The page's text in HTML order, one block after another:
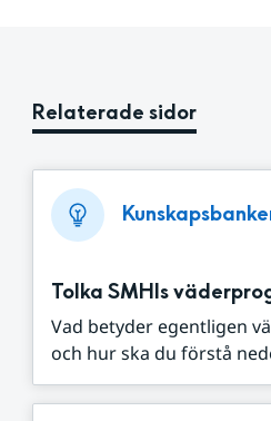
Relaterade sidor
Tolka SMHIs
Vad betyder egentligen
och hur ska du förstå